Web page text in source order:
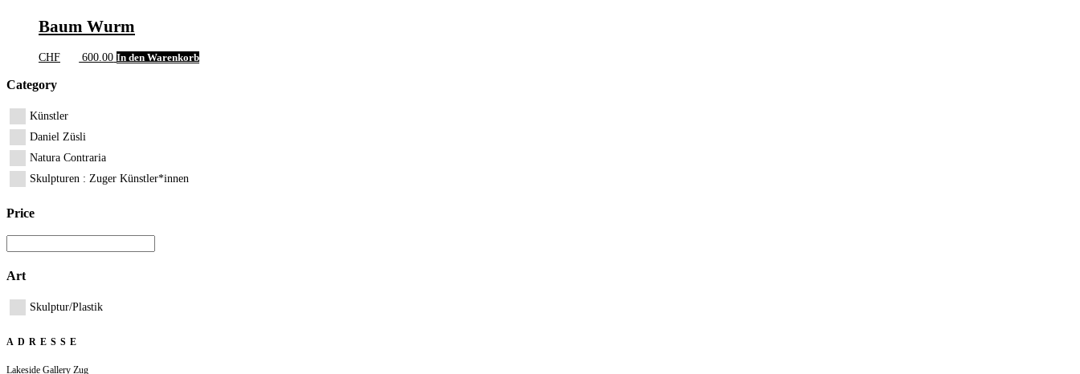
Baum Wurm
CHF 600.00 In den Warenkorb
Category
Künstler
Daniel Züsli
Natura Contraria
Skulpturen : Zuger Künstler*innen
Price
Art
Skulptur/Plastik
ADRESSE
Lakeside Gallery Zug